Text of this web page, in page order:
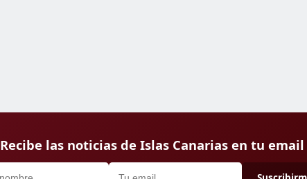
Recibe las noticias de Islas Canarias en tu email